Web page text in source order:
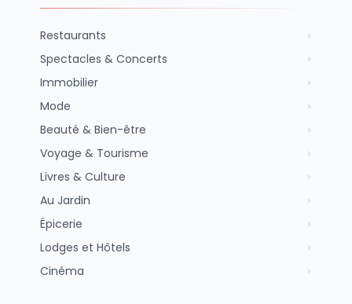
Restaurants
Spectacles & Concerts
Immobilier
Mode
Beauté & Bien-être
Voyage & Tourisme
Livres & Culture
Au Jardin
Épicerie
Lodges et Hôtels
Cinéma